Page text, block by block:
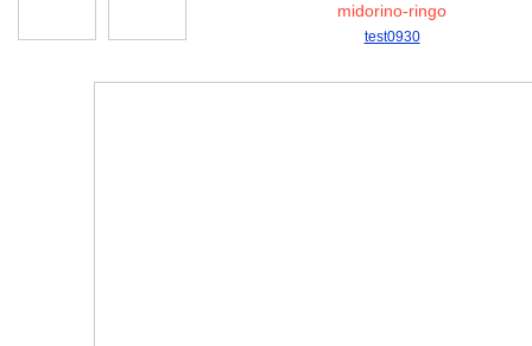
midorino-ringo
test0930